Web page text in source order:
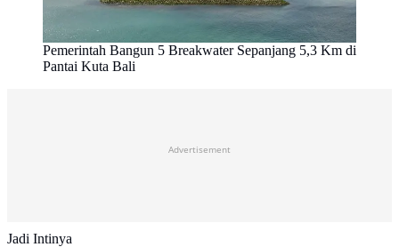
Pemerintah Bangun 5 Breakwater Sepanjang 5,3 Km di
Pantai Kuta Bali
Advertisement
Jadi Intinya